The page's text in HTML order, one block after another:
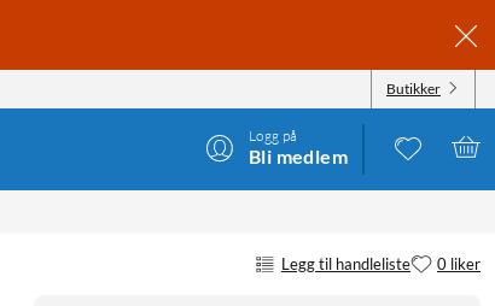
Butikker
Logg på
Bli medlem
Legg til handleliste 0 liker